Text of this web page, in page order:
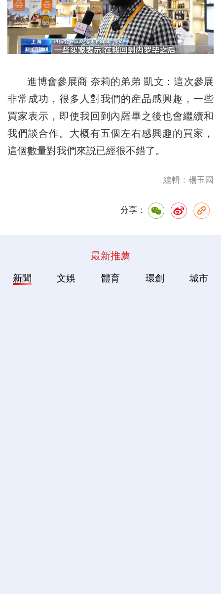
進博會參展商 奈莉的弟弟 凱文：這次參展
非常成功，很多人對我們的産品感興趣，一些
買家表示，即使我回到內羅畢之後也會繼續和
我們談合作。大概有五個左右感興趣的買家，
這個數量對我們來説已經很不錯了。
編輯：楊玉國
分享：
最新推薦
新聞 文娛 體育 環創 城市